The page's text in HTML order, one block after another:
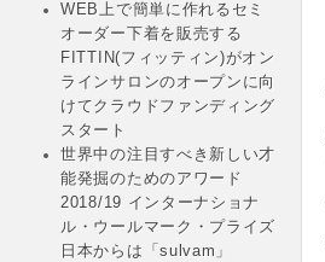
WEB上で簡単に作れるセミ
オーダー下着を販売する
FITTIN(フィッティン)がオン
ラインサロンのオープンに向
けてクラウドファンディング
スタート
世界中の注目すべき新しい才
能発掘のためのアワード
2018/19 インターナショナ
ル・ウールマーク・プライズ
日本からは「sulvam」